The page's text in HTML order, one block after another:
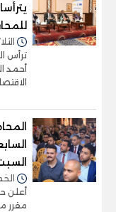
الثلاثاء 05/
ترأس
أحمد
الخميس 18/
أعلن
مقرر